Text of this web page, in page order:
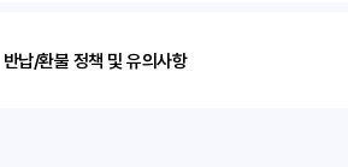
반납/환불 정책 및 유의사항